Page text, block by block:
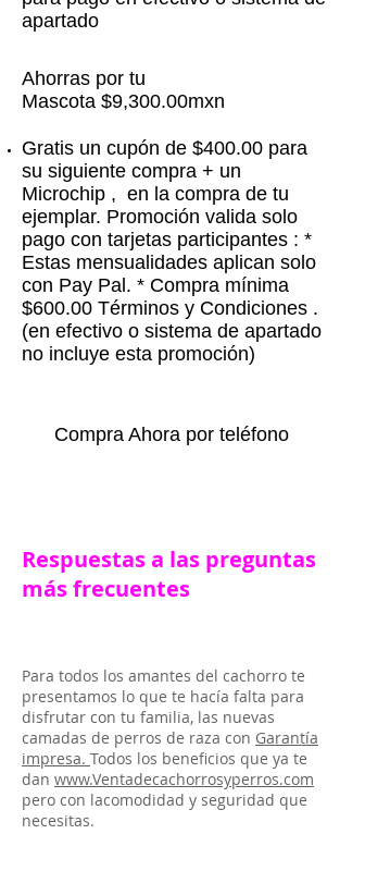
apartado
Ahorras por tu
Mascota $9,300.00mxn
Gratis un cupón de $400.00 para
su siguiente compra + un
Microchip , en la compra de tu
ejemplar. Promoción valida solo
pago con tarjetas participantes : *
Estas mensualidades aplican solo
con Pay Pal. * Compra mínima
$600.00 Términos y Condiciones .
(en efectivo o sistema de apartado
no incluye esta promoción)
Compra Ahora por teléfono
Respuestas a las preguntas
más frecuentes
Para todos los amantes del cachorro te
presentamos lo que te hacía falta para
disfrutar con tu familia, las nuevas
camadas de perros de raza con Garantía
impresa. Todos los beneficios que ya te
dan www.Ventadecachorrosyperros.com
pero con lacomodidad y seguridad que
necesitas.